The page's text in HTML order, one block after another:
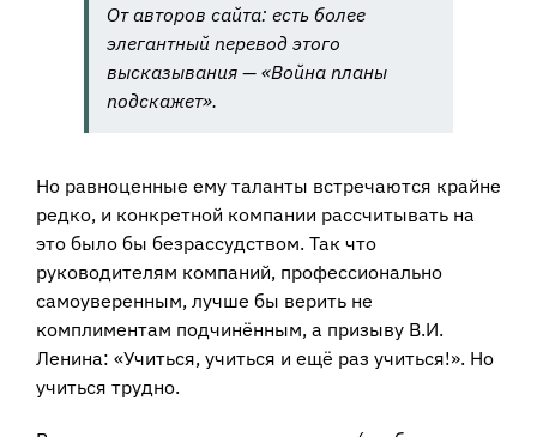
От авторов сайта: есть более
элегантный перевод этого
высказывания — «Война планы
подскажет».
Но равноценные ему таланты встречаются крайне
редко, и конкретной компании рассчитывать на
это было бы безрассудством. Так что
руководителям компаний, профессионально
самоуверенным, лучше бы верить не
комплиментам подчинённым, а призыву В.И.
Ленина: «Учиться, учиться и ещё раз учиться!». Но
учиться трудно.